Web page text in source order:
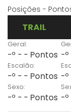
Posições -
TRAIL
Geral:
-º - - Pontos
Escalão:
-º - - Pontos
Sexo:
-º - - Pontos
-
-
-